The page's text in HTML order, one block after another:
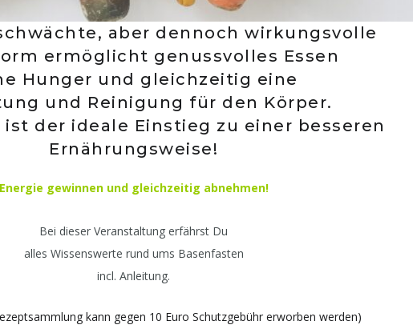
aber dennoch wirkungsvolle
ermöglicht genussvolles Essen
Hunger und gleichzeitig eine
und Reinigung für den Körper.
ist der ideale Einstieg zu einer besseren
Ernährungsweise!
Energie gewinnen und gleichzeitig abnehmen!
Bei dieser Veranstaltung erfährst Du
alles Wissenswerte rund ums Basenfasten
incl. Anleitung.
kann gegen 10 Euro Schutzgebühr erworben werden)